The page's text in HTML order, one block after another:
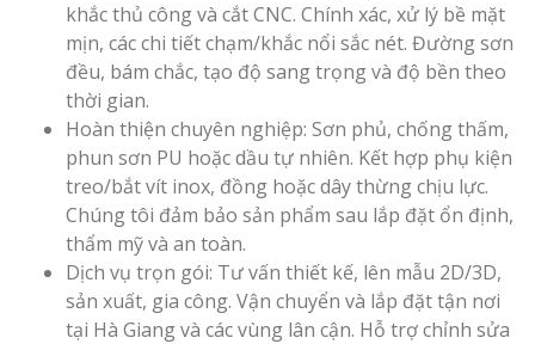
khắc thủ công và cắt CNC. Chính xác, xử lý bề mặt
mịn, các chi tiết chạm/khắc nổi sắc nét. Đường sơn
đều, bám chắc, tạo độ sang trọng và độ bền theo
thời gian.
Hoàn thiện chuyên nghiệp: Sơn phủ, chống thấm,
phun sơn PU hoặc dầu tự nhiên. Kết hợp phụ kiện
treo/bắt vít inox, đồng hoặc dây thừng chịu lực.
Chúng tôi đảm bảo sản phẩm sau lắp đặt ổn định,
thẩm mỹ và an toàn.
Dịch vụ trọn gói: Tư vấn thiết kế, lên mẫu 2D/3D,
sản xuất, gia công. Vận chuyển và lắp đặt tận nơi
tại Hà Giang và các vùng lân cận. Hỗ trợ chỉnh sửa